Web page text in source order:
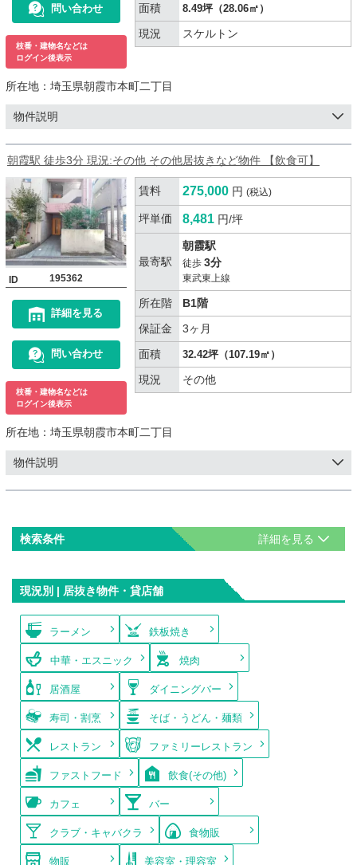
問い合わせ
枝番・建物名などは
ログイン後表示
面積
8.49坪（28.06㎡）
現況 スケルトン
所在地： 埼玉県朝霞市本町二丁目
物件説明
朝霞駅 徒歩3分 現況:その他 その他居抜きなど物件 【飲食可】
ID 195362
詳細を見る
問い合わせ
枝番・建物名などは
ログイン後表示
賃料 275,000 円 (税込)
坪単価 8,481 円/坪
最寄駅
朝霞駅
徒歩 3分
東武東上線
所在階
B1階
保証金
3ヶ月
面積
32.42坪（107.19㎡）
現況 その他
所在地： 埼玉県朝霞市本町二丁目
物件説明
検索条件
現況別 | 居抜き物件・貸店舗
ラーメン 鉄板焼き
中華・エスニック 焼肉
居酒屋 ダイニングバー
寿司・割烹 そば・うどん・麺類
レストラン ファミリーレストラン
ファストフード 飲食(その他)
カフェ バー
クラブ・キャバクラ 食物販
物販 美容室・理容室